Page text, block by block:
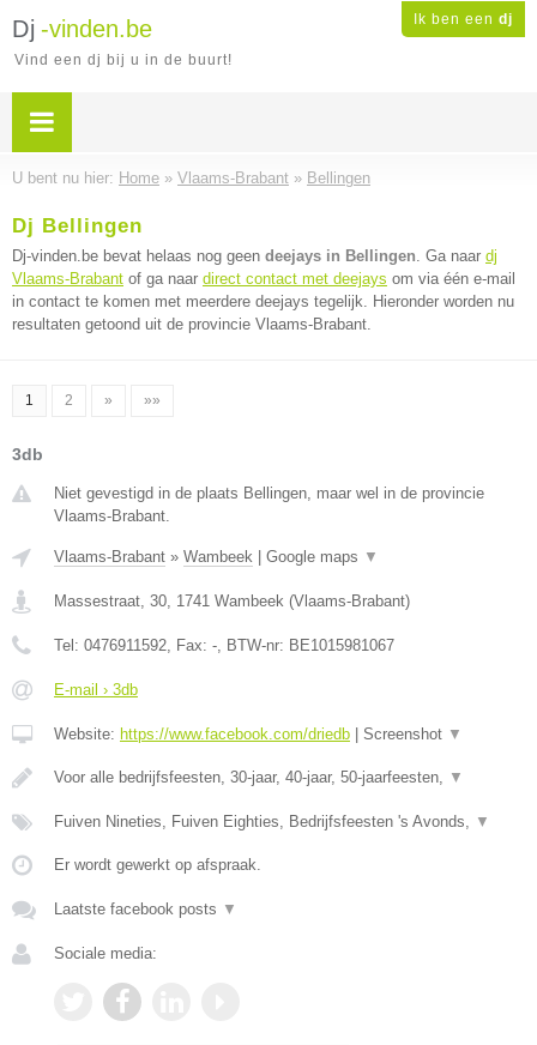
Ik ben een dj
Dj -vinden.be
Vind een dj bij u in de buurt!
U bent nu hier: Home » Vlaams-Brabant » Bellingen
Dj Bellingen
Dj-vinden.be bevat helaas nog geen deejays in Bellingen. Ga naar dj
Vlaams-Brabant of ga naar direct contact met deejays om via één e-mail
in contact te komen met meerdere deejays tegelijk. Hieronder worden nu
resultaten getoond uit de provincie Vlaams-Brabant.
1 2 » »»
3db
Niet gevestigd in de plaats Bellingen, maar wel in de provincie
Vlaams-Brabant.
Vlaams-Brabant » Wambeek Google maps ▼
Massestraat, 30, 1741 Wambeek (Vlaams-Brabant)
Tel: 0476911592, Fax: -, BTW-nr: BE1015981067
E-mail › 3db
Website: https://www.facebook.com/driedb Screenshot ▼
Voor alle bedrijfsfeesten, 30-jaar, 40-jaar, 50-jaarfeesten, ▼
Fuiven Nineties, Fuiven Eighties, Bedrijfsfeesten 's Avonds, ▼
Er wordt gewerkt op afspraak.
Laatste facebook posts ▼
Sociale media: